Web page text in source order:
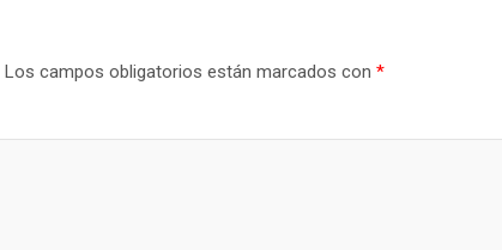
Los campos obligatorios están marcados con *